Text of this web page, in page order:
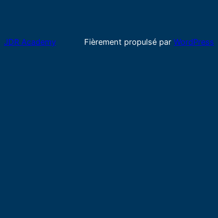
JDR Academy Fièrement propulsé par WordPress